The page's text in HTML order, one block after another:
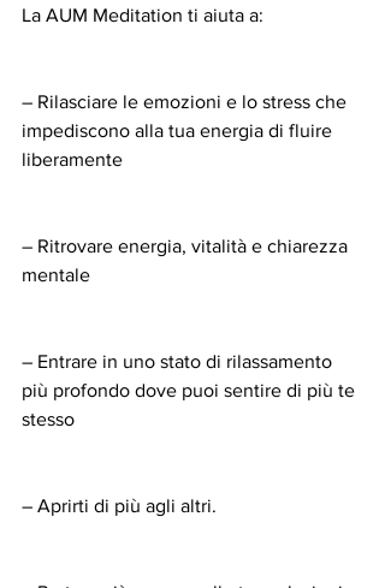
La AUM Meditation ti aiuta a:
– Rilasciare le emozioni e lo stress che
impediscono alla tua energia di fluire
liberamente
– Ritrovare energia, vitalità e chiarezza
mentale
– Entrare in uno stato di rilassamento
più profondo dove puoi sentire di più te
stesso
– Aprirti di più agli altri.